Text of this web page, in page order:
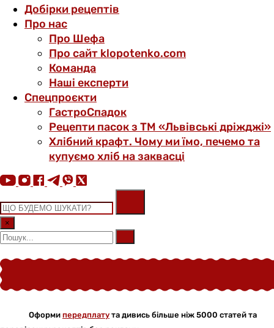
Добірки рецептів
Про нас
Про Шефа
Про сайт klopotenko.com
Команда
Наші експерти
Спецпроєкти
ГастроСпадок
Рецепти пасок з ТМ «Львівські дріжджі»
Хлібний крафт. Чому ми їмо, печемо та
купуємо хліб на заквасці
×
Оформи передплату та дивись більше ніж 5000 статей та